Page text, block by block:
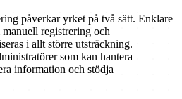
påverkar yrket på två sätt. Enklare
registrering och
i allt större utsträckning.
som kan hantera
information och stödja